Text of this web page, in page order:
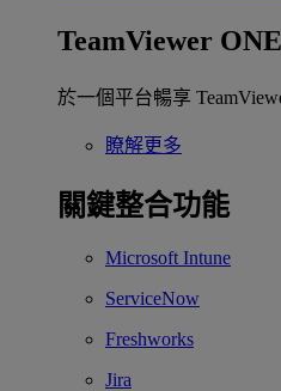
TeamViewer ONE
於一個平台暢享
瞭解更多
關鍵整合功能
Microsoft Intune
ServiceNow
Freshworks
Jira